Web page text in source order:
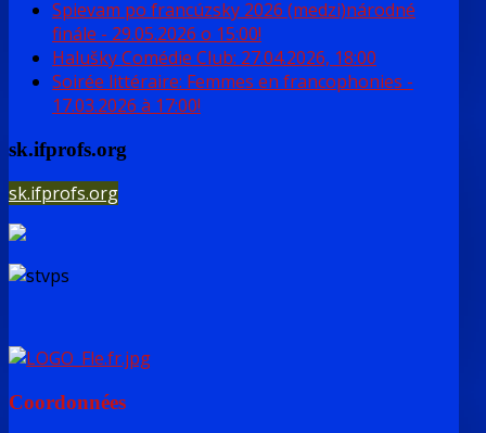
Spievam po francúzsky 2026 (medzi)národné
finále - 29.05.2026 o 15:00!
Halušky Comédie Club: 27.04.2026, 18:00
Soirée littéraire: Femmes en francophonies -
17.03.2026 à 17:00!
sk.ifprofs.org
sk.ifprofs.org
Coordonnées